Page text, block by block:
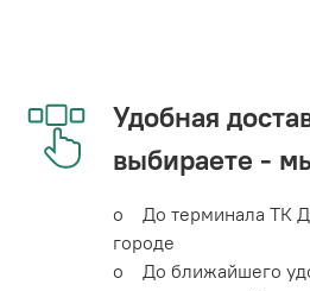
Удобная
выбираете -
o До терминала ТК
городе
o До ближайшего